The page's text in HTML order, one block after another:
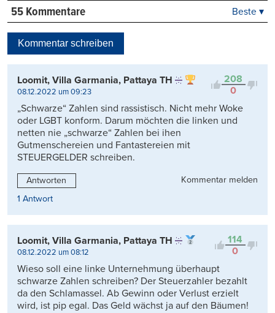
55 Kommentare
Kontrovers
Beste ▾
Kommentar schreiben
208
0
Loomit, Villa Garmania, Pattaya TH
08.12.2022 um 09:23
„Schwarze“ Zahlen sind rassistisch. Nicht mehr Woke
oder LGBT konform. Darum möchten die linken und
netten nie „schwarze“ Zahlen bei ihen
Gutmenschereien und Fantastereien mit
STEUERGELDER schreiben.
Antworten
Kommentar melden
1 Antwort
114
0
Loomit, Villa Garmania, Pattaya TH
08.12.2022 um 08:12
Wieso soll eine linke Unternehmung überhaupt
schwarze Zahlen schreiben? Der Steuerzahler bezahlt
da den Schlamassel. Ab Gewinn oder Verlust erzielt
wird, ist pip egal. Das Geld wächst ja auf den Bäumen!